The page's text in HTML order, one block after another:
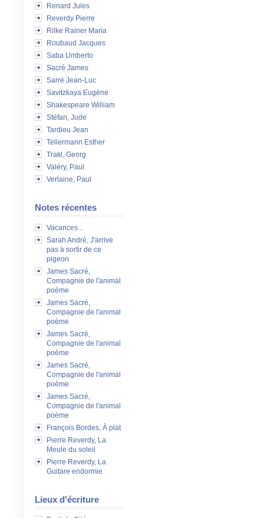
Renard Jules
Reverdy Pierre
Rilke Rainer Maria
Roubaud Jacques
Saba Umberto
Sacré James
Sarré Jean-Luc
Savitzkaya Eugène
Shakespeare William
Stéfan, Jude
Tardieu Jean
Tellermann Esther
Trakl, Georg
Valéry, Paul
Verlaine, Paul
Notes récentes
Vacances...
Sarah André, J'arrive
pas à sortir de ce
pigeon
James Sacré,
Compagnie de l'animal
poème
James Sacré,
Compagnie de l'animal
poème
James Sacré,
Compagnie de l'animal
poème
James Sacré,
Compagnie de l'animal
poème
James Sacré,
Compagnie de l'animal
poème
François Bordes, À plat
Pierre Reverdy, La
Meule du soleil
Pierre Reverdy, La
Guitare endormie
Lieux d'écriture